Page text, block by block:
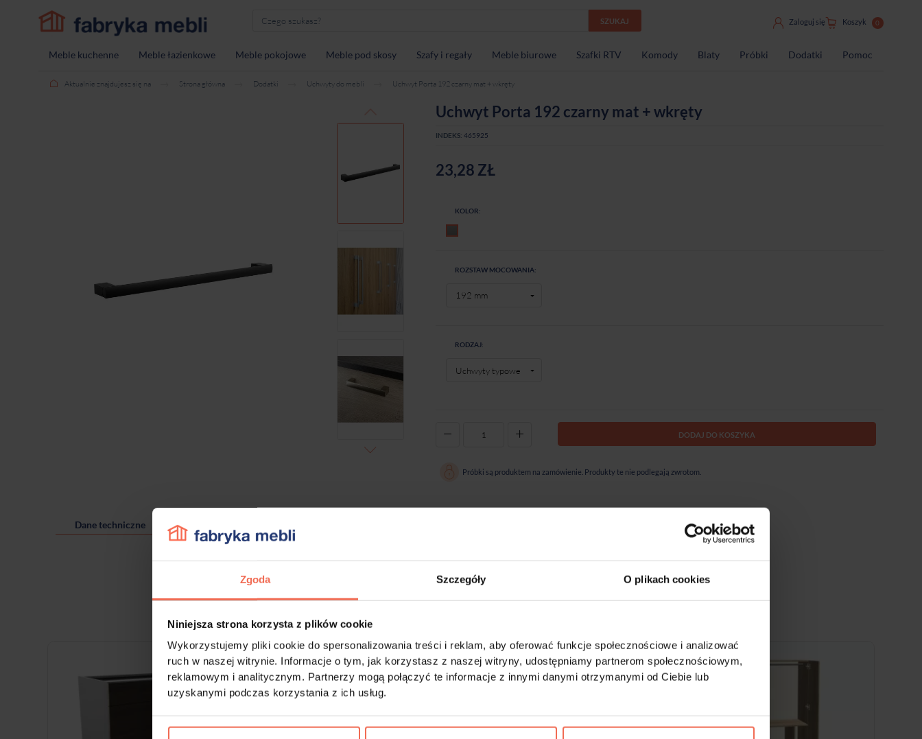
Zgoda Szczegóły O plikach cookies
Niniejsza strona korzysta z plików cookie
Wykorzystujemy pliki cookie do spersonalizowania treści i reklam, aby oferować funkcje społecznościowe i analizować
ruch w naszej witrynie. Informacje o tym, jak korzystasz z naszej witryny, udostępniamy partnerom społecznościowym,
reklamowym i analitycznym. Partnerzy mogą połączyć te informacje z innymi danymi otrzymanymi od Ciebie lub
uzyskanymi podczas korzystania z ich usług.
SZUKAJ Zaloguj się Koszyk 0
Meble kuchenne Meble łazienkowe Meble pokojowe Meble pod skosy Szafy i regały Meble biurowe Szafki RTV Komody Blaty Próbki Dodatki Pomoc
Aktualnie znajdujesz się na Strona główna Dodatki Uchwyty do mebli Uchwyt Porta 192 czarny mat + wkręty
Uchwyt Porta 192 czarny mat + wkręty
INDEKS: 465925
23,28 ZŁ
KOLOR:
ROZSTAW MOCOWANIA:
RODZAJ:
DODAJ DO KOSZYKA
Próbki są produktem na zamówienie. Produkty te nie podlegają zwrotom.
Dane techniczne
Klienci którzy zakupili ten produkt kupili również: